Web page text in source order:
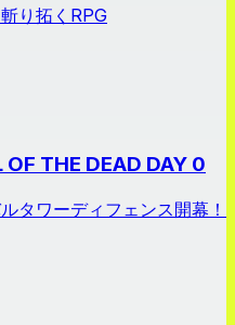
り拓くRPG
THE DEAD DAY 0
タワーディフェンス開幕！